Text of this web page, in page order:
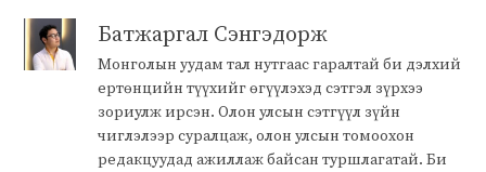
Батжаргал Сэнгэдорж
Монголын уудам тал нутгаас гаралтай би дэлхий
ертөнцийн түүхийг өгүүлэхэд сэтгэл зүрхээ
зориулж ирсэн. Олон улсын сэтгүүл зүйн
чиглэлээр суралцаж, олон улсын томоохон
редакцуудад ажиллаж байсан туршлагатай. Би